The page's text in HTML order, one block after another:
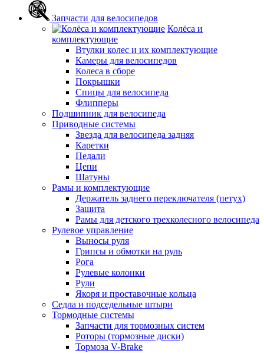
Запчасти для велосипедов
Колёса и
комплектующие
Втулки колес и их комплектующие
Камеры для велосипедов
Колеса в сборе
Покрышки
Спицы для велосипеда
Флипперы
Подшипник для велосипеда
Приводные системы
Звезда для велосипеда задняя
Каретки
Педали
Цепи
Шатуны
Рамы и комплектующие
Держатель заднего переключателя (петух)
Защита
Рамы для детского трехколесного велосипеда
Рулевое управление
Выносы руля
Грипсы и обмотки на руль
Рога
Рулевые колонки
Рули
Якоря и проставочные кольца
Седла и подседельные штыри
Тормодные системы
Запчасти для тормозных систем
Роторы (тормозные диски)
Тормоза V-Brake